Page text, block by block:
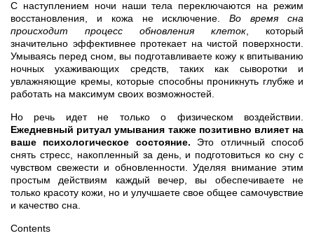
С наступлением ночи наши тела переключаются на режим
восстановления, и кожа не исключение.Во время сна
происходит процесс обновления клеток , который
значительно эффективнее протекает на чистой поверхности.
Умываясь перед сном, вы подготавливаете кожу к впитыванию
ночных ухаживающих средств, таких как сыворотки и
увлажняющие кремы, которые способны проникнуть глубже и
работать на максимум своих возможностей.
Но речь идет не только о физическом воздействии.
Ежедневный ритуал умывания также позитивно влияет на
ваше психологическое состояние. Это отличный способ
снять стресс, накопленный за день, и подготовиться ко сну с
чувством свежести и обновленности. Уделяя внимание этим
простым действиям каждый вечер, вы обеспечиваете не
только красоту кожи, но и улучшаете свое общее самочувствие
и качество сна.
Contents